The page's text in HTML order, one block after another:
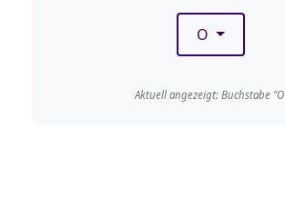
O
Aktuell angezeigt: Buchstabe